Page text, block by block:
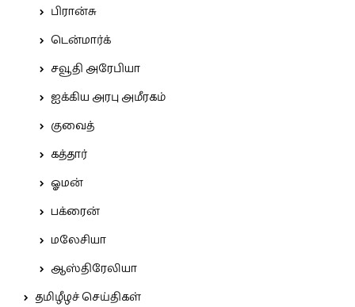
பிரான்சு
டென்மார்க்
சவூதி அரேபியா
ஐக்கிய அரபு அமீரகம்
குவைத்
கத்தார்
ஓமன்
பக்ரைன்
மலேசியா
ஆஸ்திரேலியா
தமிழீழச் செய்திகள்